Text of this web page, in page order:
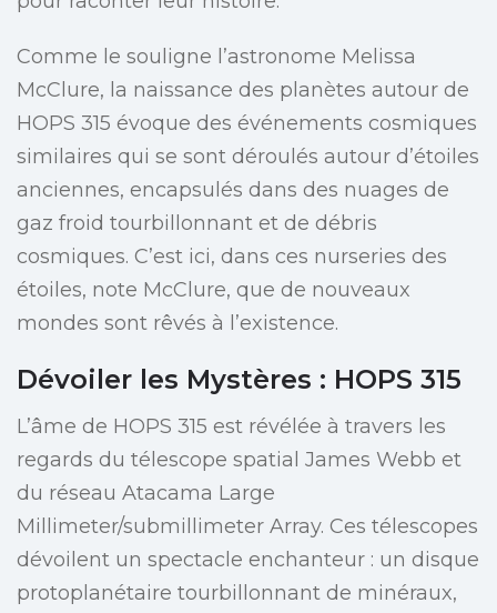
Comme le souligne l’astronome Melissa
McClure, la naissance des planètes autour de
HOPS 315 évoque des événements cosmiques
similaires qui se sont déroulés autour d’étoiles
anciennes, encapsulés dans des nuages de
gaz froid tourbillonnant et de débris
cosmiques. C’est ici, dans ces nurseries des
étoiles, note McClure, que de nouveaux
mondes sont rêvés à l’existence.
Dévoiler les Mystères : HOPS 315
L’âme de HOPS 315 est révélée à travers les
regards du télescope spatial James Webb et
du réseau Atacama Large
Millimeter/submillimeter Array. Ces télescopes
dévoilent un spectacle enchanteur : un disque
protoplanétaire tourbillonnant de minéraux,